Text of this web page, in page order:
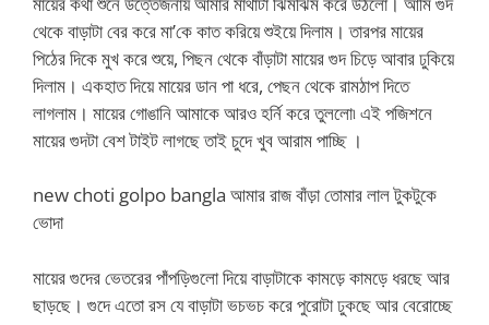
থেকে বাড়াটা বের করে মা’কে কাত করিয়ে শুইয়ে দিলাম। তারপর মায়ের
পিঠের দিকে মুখ করে শুয়ে, পিছন থেকে বাঁড়াটা মায়ের গুদ চিড়ে আবার ঢুকিয়ে
দিলাম। একহাত দিয়ে মায়ের ডান পা ধরে, পেছন থেকে রামঠাপ দিতে
লাগলাম। মায়ের গোঙানি আমাকে আরও হর্নি করে তুললো৷ এই পজিশনে
মায়ের গুদটা বেশ টাইট লাগছে তাই চুদে খুব আরাম পাচ্ছি ।
new choti golpo bangla আমার রাজ বাঁড়া তোমার লাল টুকটুকে
ভোদা
মায়ের গুদের ভেতরের পাঁপড়িগুলো দিয়ে বাড়াটাকে কামড়ে কামড়ে ধরছে আর
ছাড়ছে। গুদে এতো রস যে বাড়াটা ভচভচ করে পুরোটা ঢুকছে আর বেরোচ্ছে